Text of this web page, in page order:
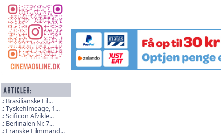
Brasilianske Fil...
Tyskefilmdage, 1...
Scificon Afvikle...
Berlinalen Nr. 7...
Franske Filmmand...